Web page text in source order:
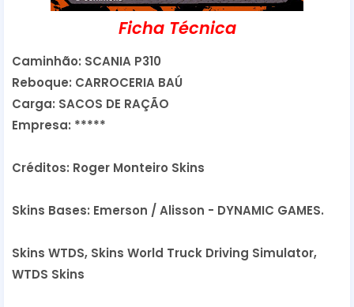
Ficha Técnica
Caminhão: SCANIA P310
Reboque: CARROCERIA BAÚ
Carga: SACOS DE RAÇÃO
Empresa: *****
Créditos: Roger Monteiro Skins
Skins Bases: Emerson / Alisson - DYNAMIC GAMES.
Skins WTDS, Skins World Truck Driving Simulator,
WTDS Skins